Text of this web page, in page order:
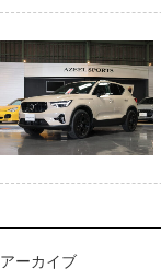
アーカイブ